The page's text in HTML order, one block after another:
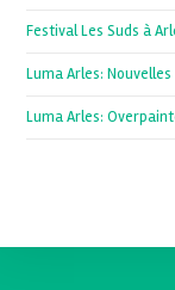
Festival Les Suds à
Luma Arles:
Luma Arles: